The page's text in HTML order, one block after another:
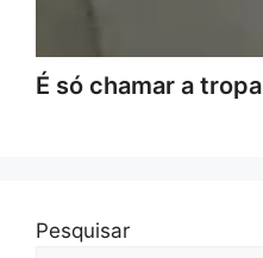
É só chamar a tropa
Pesquisar